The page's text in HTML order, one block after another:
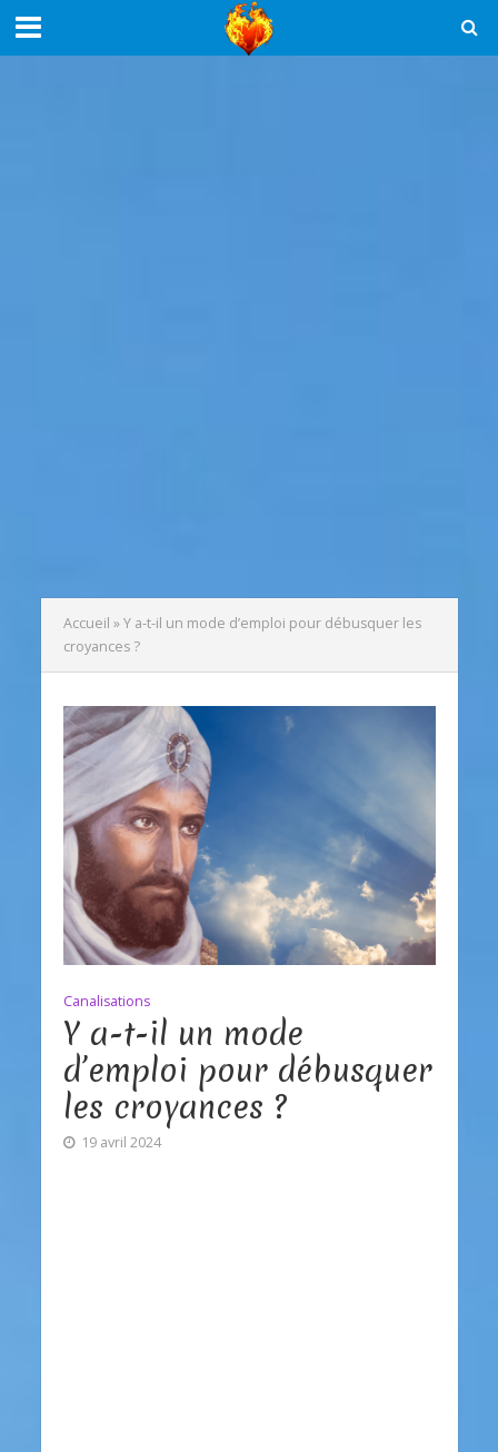
Accueil »Y a-t-il un mode d’emploi pour débusquer les
croyances ?
Canalisations
Y a-t-il un mode
d’emploi pour débusquer
les croyances ?
19 avril 2024